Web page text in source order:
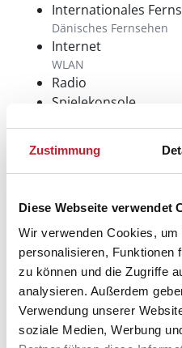
Zustimmung
Diese Webseite verwendet
Wir verwenden Cookies,
personalisieren, Funktionen
zu können und die Zugriffe
analysieren. Außerdem
Verwendung unserer
soziale Medien, Werbung
Internationales
Dänisches Fernsehen
Internet
WLAN
Radio
Spielekonsole
Aussenbereich
Gartenmöbel
Schaukel
Sonstiges
Fußbodenheizung
Bad
Kinderbett
Kinderhochstuhl
Wärmepumpe